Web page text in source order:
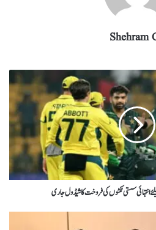
Shehram
سستی ٹکٹوں کی فروخت کاشیڈول جاری